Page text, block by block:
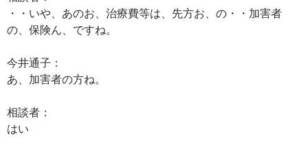
・・いや、あのお、治療費等は、先方お、の・・加害者
の、保険ん、ですね。
今井通子：
あ、加害者の方ね。
相談者：
はい